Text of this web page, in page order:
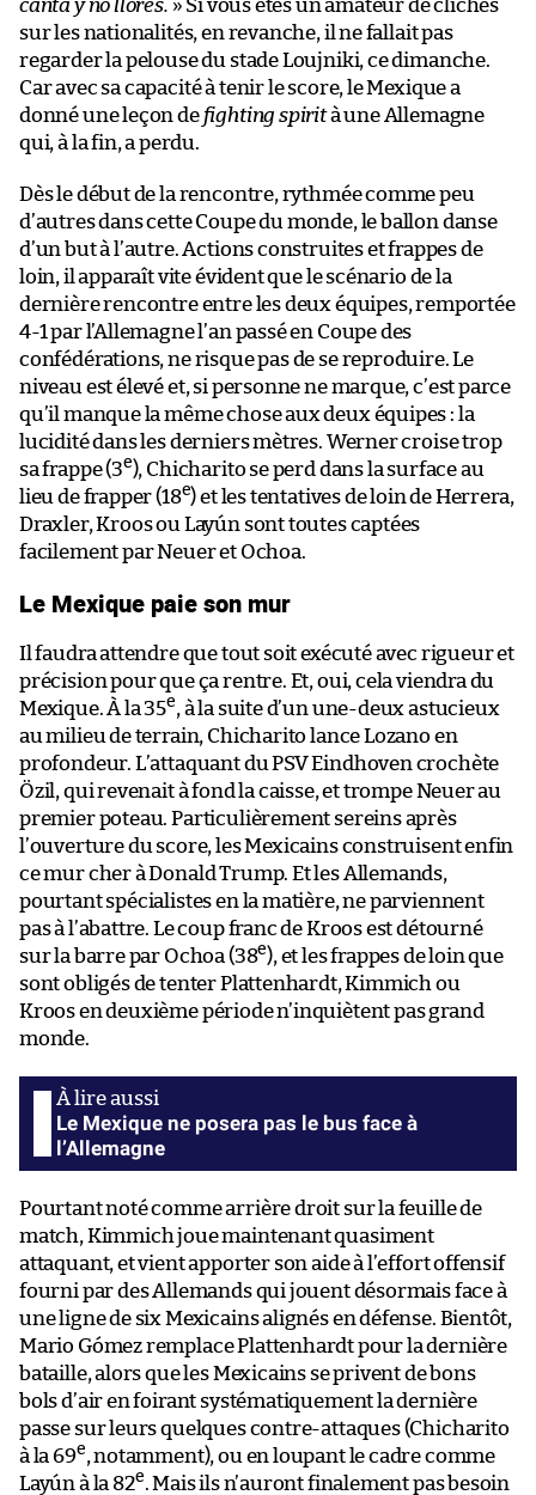
canta y no llores. » Si vous êtes un amateur de clichés
sur les nationalités, en revanche, il ne fallait pas
regarder la pelouse du stade Loujniki, ce dimanche.
Car avec sa capacité à tenir le score, le Mexique a
donné une leçon de fighting spirità une Allemagne
qui, à la fin, a perdu.
Dès le début de la rencontre, rythmée comme peu
d’autres dans cette Coupe du monde, le ballon danse
d’un but à l’autre. Actions construites et frappes de
loin, il apparaît vite évident que le scénario de la
dernière rencontre entre les deux équipes, remportée
4-1 par l’Allemagne l’an passé en Coupe des
confédérations, ne risque pas de se reproduire. Le
niveau est élevé et, si personne ne marque, c’est parce
qu’il manque la même chose aux deux équipes : la
lucidité dans les derniers mètres. Werner croise trop
sa frappe (3e), Chicharito se perd dans la surface au
lieu de frapper (18e) et les tentatives de loin de Herrera,
Draxler, Kroos ou Layún sont toutes captées
facilement par Neuer et Ochoa.
Le Mexique paie son mur
Il faudra attendre que tout soit exécuté avec rigueur et
précision pour que ça rentre. Et, oui, cela viendra du
Mexique. À la 35e, à la suite d’un une-deux astucieux
au milieu de terrain, Chicharito lance Lozano en
profondeur. L’attaquant du PSV Eindhoven crochète
Özil, qui revenait à fond la caisse, et trompe Neuer au
premier poteau. Particulièrement sereins après
l’ouverture du score, les Mexicains construisent enfin
ce mur cher à Donald Trump. Et les Allemands,
pourtant spécialistes en la matière, ne parviennent
pas à l’abattre. Le coup franc de Kroos est détourné
sur la barre par Ochoa (38e), et les frappes de loin que
sont obligés de tenter Plattenhardt, Kimmich ou
Kroos en deuxième période n’inquiètent pas grand
monde.
Le Mexique ne posera pas le bus face à
l’Allemagne
Pourtant noté comme arrière droit sur la feuille de
match, Kimmich joue maintenant quasiment
attaquant, et vient apporter son aide à l’effort offensif
fourni par des Allemands qui jouent désormais face à
une ligne de six Mexicains alignés en défense. Bientôt,
Mario Gómez remplace Plattenhardt pour la dernière
bataille, alors que les Mexicains se privent de bons
bols d’air en foirant systématiquement la dernière
passe sur leurs quelques contre-attaques (Chicharito
à la 69e, notamment), ou en loupant le cadre comme
Layún à la 82e. Mais ils n’auront finalement pas besoin